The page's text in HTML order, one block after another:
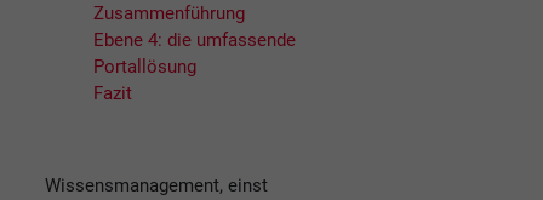
Zusammenführung
Ebene 4: die umfassende
Portallösung
Fazit
Wissensmanagement, einst